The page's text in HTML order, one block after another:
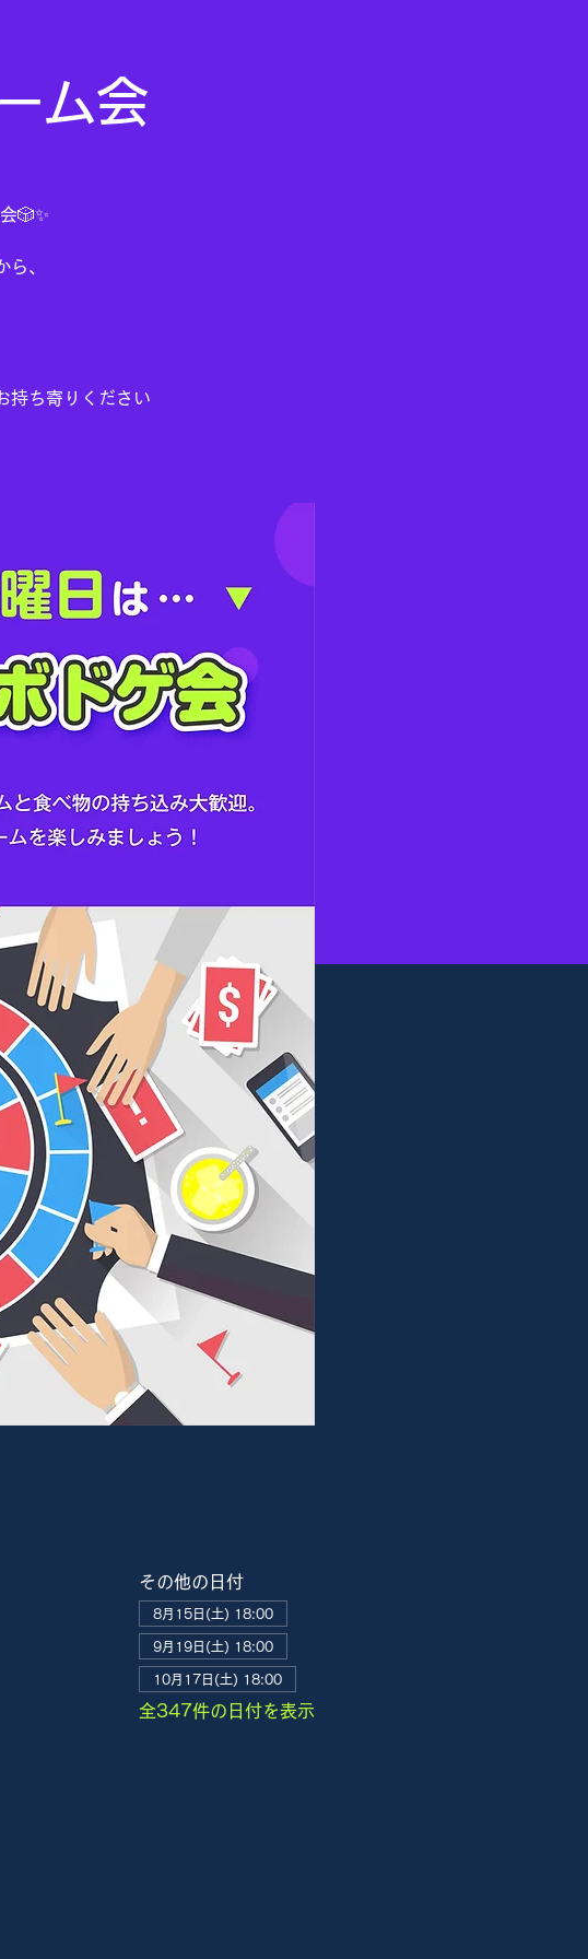
ム会
🎲✨
、
持ち寄りください
その他の日付
8月15日(土) 18:00
9月19日(土) 18:00
10月17日(土) 18:00
全347件の日付を表示